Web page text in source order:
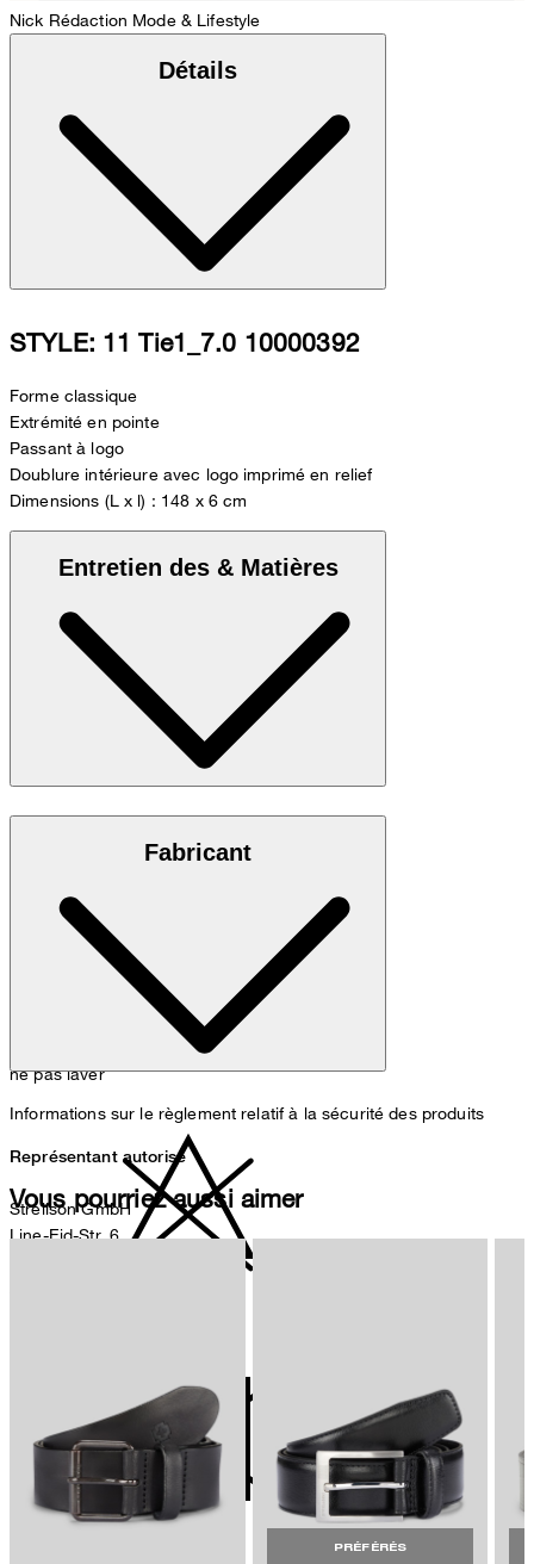
Nick Rédaction Mode & Lifestyle
Détails
STYLE: 11 Tie1_7.0 10000392
Forme classique
Extrémité en pointe
Passant à logo
Doublure intérieure avec logo imprimé en relief
Dimensions (L x l) : 148 x 6 cm
Entretien des & Matières
ne pas laver
Fabricant
Informations sur le règlement relatif à la sécurité des produits
Représentant autorisé
Strellson GmbH
Line-Eid-Str. 6
Strellson AG
Sonnenwiesenstrasse 21
8280 Kreuzlingen
Suisse
Vous pourriez aussi aimer
PRÉFÉRÉS